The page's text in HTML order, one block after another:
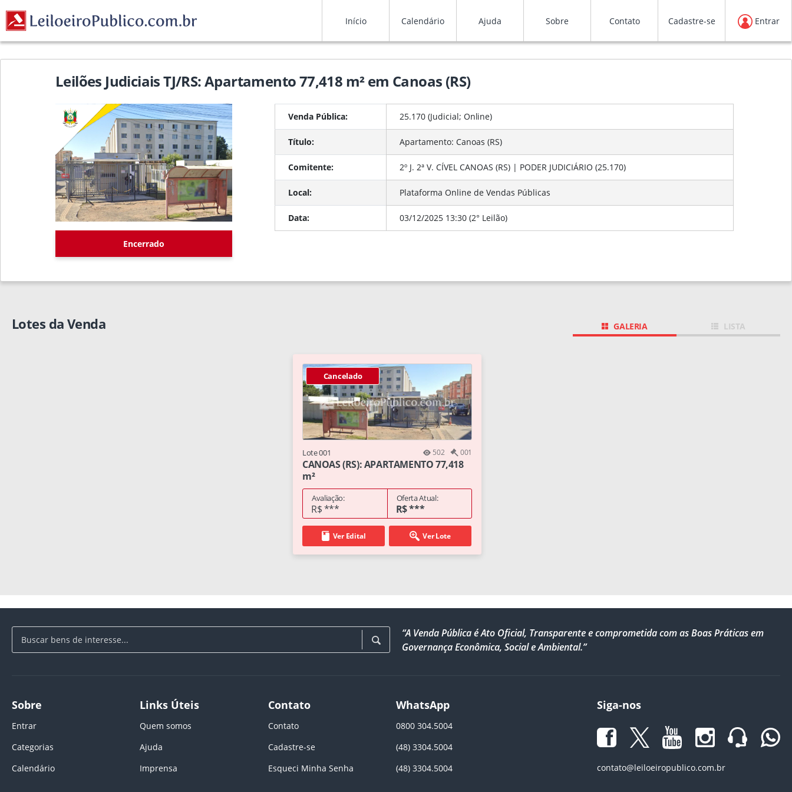
Início Calendário Ajuda Sobre Contato Cadastre-se Entrar
Leilões Judiciais TJ/RS: Apartamento 77,418 m² em Canoas (RS)
Encerrado
Venda Pública: 25.170 (Judicial;Online)
Título: Apartamento: Canoas (RS)
Comitente: 2º J. 2ª V. CÍVEL CANOAS (RS) | PODER JUDICIÁRIO (25.170)
Local: Plataforma Online de Vendas Públicas
Data: 03/12/2025 13:30 (2° Leilão)
Lotes da Venda GALERIA LISTA
Cancelado
Lote 001 502 001
CANOAS (RS): APARTAMENTO 77,418
m²
Avaliação:
R$ ***
Oferta Atual:
R$ ***
Ver Edital Ver Lote
“A Venda Pública é Ato Oficial, Transparente e comprometida com as Boas Práticas em
Governança Econômica, Social e Ambiental.”
Sobre
Entrar
Categorias
Calendário
Links Úteis
Quem somos
Ajuda
Imprensa
Contato
Contato
Cadastre-se
Esqueci Minha Senha
WhatsApp
0800 304.5004
(48) 3304.5004
(48) 3304.5004
Siga-nos
contato@leiloeiropublico.com.br